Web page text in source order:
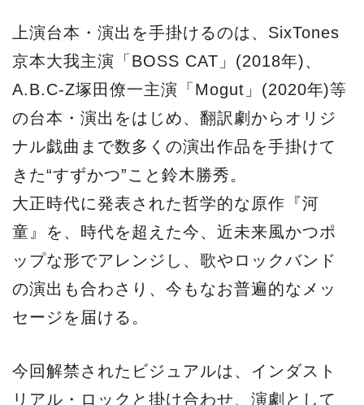
上演台本・演出を手掛けるのは、SixTones
京本大我主演「BOSS CAT」(2018年)、
A.B.C-Z塚田僚一主演「Mogut」(2020年)等
の台本・演出をはじめ、翻訳劇からオリジ
ナル戯曲まで数多くの演出作品を手掛けて
きた“すずかつ”こと鈴木勝秀。
大正時代に発表された哲学的な原作『河
童』を、時代を超えた今、近未来風かつポ
ップな形でアレンジし、歌やロックバンド
の演出も合わさり、今もなお普遍的なメッ
セージを届ける。
今回解禁されたビジュアルは、インダスト
リアル・ロックと掛け合わせ、演劇として